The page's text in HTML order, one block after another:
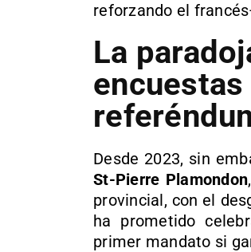
reforzando el
La
encuestas
Desde 2023, sin
St-Pierre Plamondon
provincial, con el
ha prometido
primer mandato si